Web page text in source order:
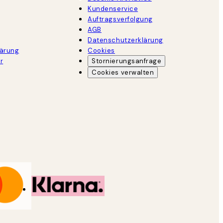
Kundenservice
Auftragsverfolgung
AGB
Datenschutzerklärung
Cookies
Stornierungsanfrage
Cookies verwalten